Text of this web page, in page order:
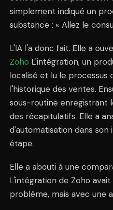
simplement indiqué un
substance : « Allez le
L'IA l'a donc fait. Elle a
Zoho L'intégration, un
localisé et lu le processus
l'historique des ventes.
sous-routine enregistrant
des récapitulatifs. Elle a
d'automatisation dans
étape.
Elle a abouti à une
L'intégration de Zoho
problème, mais avec une